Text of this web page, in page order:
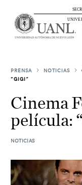
PRENSA NOTICIAS
“GIGI”
Cinema
película:
NOTICIAS